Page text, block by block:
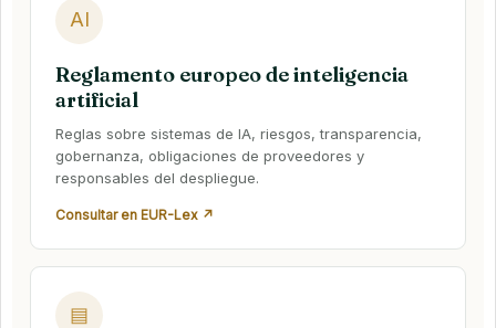
AI
Reglamento europeo de inteligencia
artificial
Reglas sobre sistemas de IA, riesgos, transparencia,
gobernanza, obligaciones de proveedores y
responsables del despliegue.
Consultar en EUR-Lex ↗
▤